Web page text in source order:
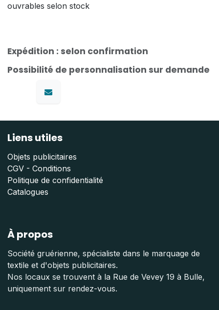
ouvrables selon stock
Expédition : selon confirmation
Possibilité de personnalisation sur demande
Liens utiles
Objets publicitaires
CGV - Conditions
Politique de confidentialité
Catalogues
À propos
Société gruérienne, spécialiste dans le marquage de
textile et d'objets publicitaires.
Nos locaux se trouvent à la Rue de Vevey 19 à Bulle,
uniquement sur rendez-vous.